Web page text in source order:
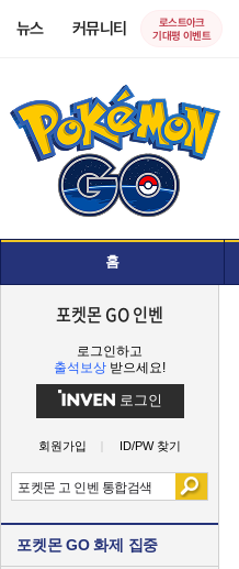
뉴스 커뮤니티
로스트아크
기대평 이벤트
홈
포켓몬 GO 인벤
로그인하고
출석보상 받으세요!
로그인
회원가입 ID/PW 찾기
포켓몬 GO 화제 집중